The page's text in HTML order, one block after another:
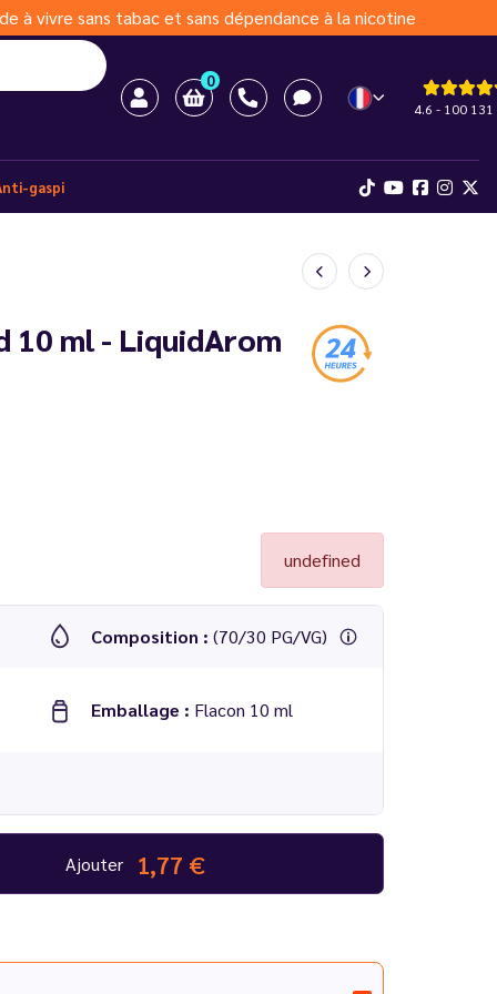
à vivre sans tabac et sans dépendance à la nicotine
0
4.6 - 100 131
gaspi
10 ml - LiquidArom
undefined
Composition : (70/30 PG/VG)
Emballage : Flacon 10 ml
Ajouter 1,77 €